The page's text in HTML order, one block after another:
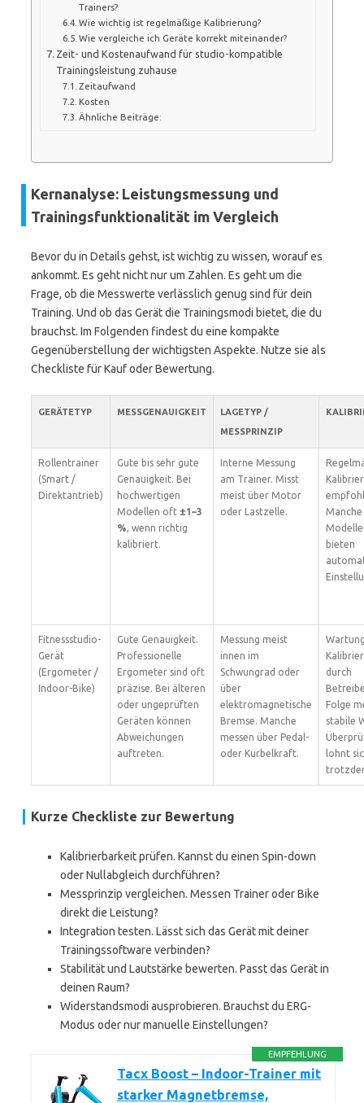
Trainers?
Wie wichtig ist regelmäßige Kalibrierung?
Wie vergleiche ich Geräte korrekt miteinander?
Zeit- und Kostenaufwand für studio-kompatible
Trainingsleistung zuhause
Zeitaufwand
Kosten
Ähnliche Beiträge:
Kernanalyse: Leistungsmessung und
Trainingsfunktionalität im Vergleich
Bevor du in Details gehst, ist wichtig zu wissen, worauf es
ankommt. Es geht nicht nur um Zahlen. Es geht um die
Frage, ob die Messwerte verlässlich genug sind für dein
Training. Und ob das Gerät die Trainingsmodi bietet, die du
brauchst. Im Folgenden findest du eine kompakte
Gegenüberstellung der wichtigsten Aspekte. Nutze sie als
Checkliste für Kauf oder Bewertung.
GERÄTETYP MESSGENAUIGKEIT
LAGETYP /
MESSPRINZIP
Rollentrainer
(Smart /
Direktantrieb)
Gute bis sehr gute
Genauigkeit. Bei
hochwertigen
Modellen oft ±1–3
%, wenn richtig
kalibriert.
Interne Messung
am Trainer. Misst
meist über Motor
oder Lastzelle.
Manche
Modelle
bieten
Fitnessstudio-
Gerät
(Ergometer /
Indoor-Bike)
Gute Genauigkeit.
Professionelle
Ergometer sind oft
präzise. Bei älteren
oder ungeprüften
Geräten können
Abweichungen
auftreten.
Messung meist
innen im
Schwungrad oder
über
elektromagnetische
Bremse. Manche
messen über Pedal-
oder Kurbelkraft.
durch
Folge
stabile
lohnt
Kurze Checkliste zur Bewertung
Kalibrierbarkeit prüfen. Kannst du einen Spin-down
oder Nullabgleich durchführen?
Messprinzip vergleichen. Messen Trainer oder Bike
direkt die Leistung?
Integration testen. Lässt sich das Gerät mit deiner
Trainingssoftware verbinden?
Stabilität und Lautstärke bewerten. Passt das Gerät in
deinen Raum?
Widerstandsmodi ausprobieren. Brauchst du ERG-
Modus oder nur manuelle Einstellungen?
EMPFEHLUNG
Tacx Boost – Indoor-Trainer mit
starker Magnetbremse,